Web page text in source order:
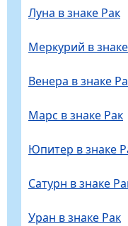
Луна в знаке Рак
Меркурий в
Венера в знаке
Марс в знаке Рак
Юпитер в знаке
Сатурн в знаке
Уран в знаке Рак